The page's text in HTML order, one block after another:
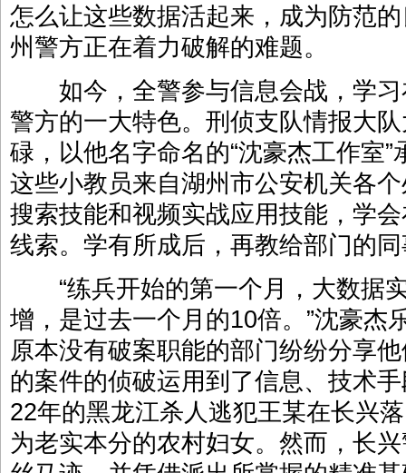
怎么让这些数据活起来，成为防范
州警方正在着力破解的难题。
如今，全警参与信息会战，学习
警方的一大特色。刑侦支队情报大
碌，以他名字命名的“沈豪杰工作室
这些小教员来自湖州市公安机关各
搜索技能和视频实战应用技能，学
线索。学有所成后，再教给部门的
“练兵开始的第一个月，大数据
增，是过去一个月的10倍。”沈豪杰
原本没有破案职能的部门纷纷分享
的案件的侦破运用到了信息、技术
22年的黑龙江杀人逃犯王某在长兴
为老实本分的农村妇女。然而，长